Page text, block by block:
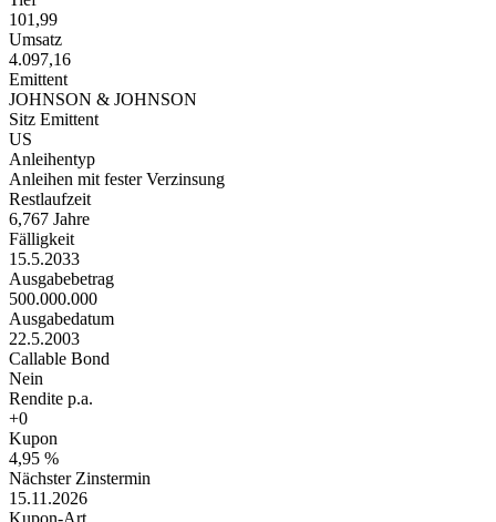
101,99
Umsatz
4.097,16
Emittent
JOHNSON & JOHNSON
Sitz Emittent
US
Anleihentyp
Anleihen mit fester Verzinsung
Restlaufzeit
6,767 Jahre
Fälligkeit
15.5.2033
Ausgabebetrag
500.000.000
Ausgabedatum
22.5.2003
Callable Bond
Nein
Rendite p.a.
+0
Kupon
4,95 %
Nächster Zinstermin
15.11.2026
Kupon-Art